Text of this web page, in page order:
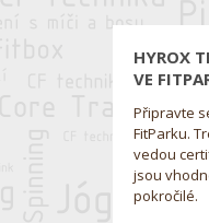
HYROX
VE
Připravte
FitParku.
vedou
jsou
pokročilé.